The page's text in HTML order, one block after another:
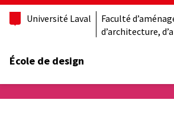
Université Laval
Faculté
d’architecture,
École de design